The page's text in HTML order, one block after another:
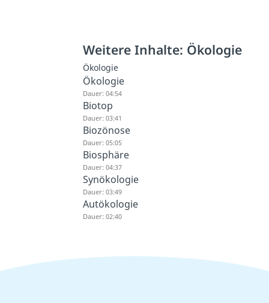
Weitere Inhalte: Ökologie
Ökologie
Ökologie
Dauer: 04:54
Biotop
Dauer: 03:41
Biozönose
Dauer: 05:05
Biosphäre
Dauer: 04:37
Synökologie
Dauer: 03:49
Autökologie
Dauer: 02:40